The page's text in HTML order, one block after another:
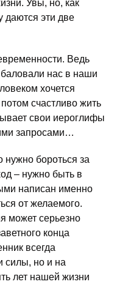
Увы, но, как
даются эти две
Ведь
нас в наши
хочется
счастливо жить
свои иероглифы
запросами…
бороться за
– нужно быть в
написан именно
от желаемого.
может серьезно
конца
всегда
силы, но и на
лет нашей жизни